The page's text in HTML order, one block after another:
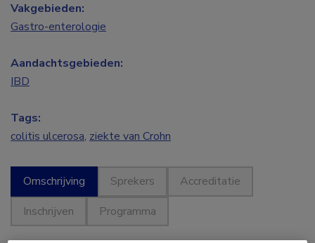
Omschrijving Sprekers
Accreditatie
Inschrijven
Programma
Vakgebieden:
Gastro-enterologie
Aandachtsgebieden:
IBD
Tags:
colitis ulcerosa, ziekte van Crohn